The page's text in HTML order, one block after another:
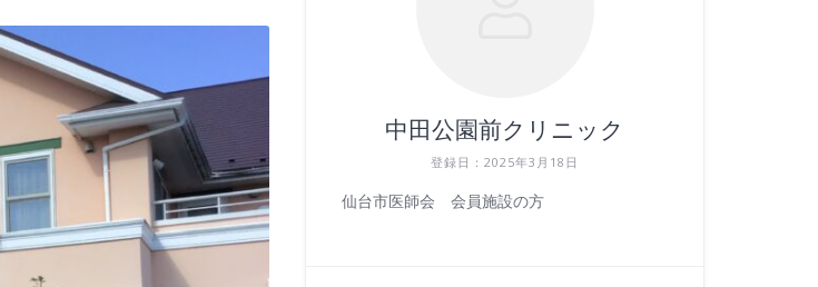
中田公園前クリニック
登録日：2025年3月18日
仙台市医師会 会員施設の方